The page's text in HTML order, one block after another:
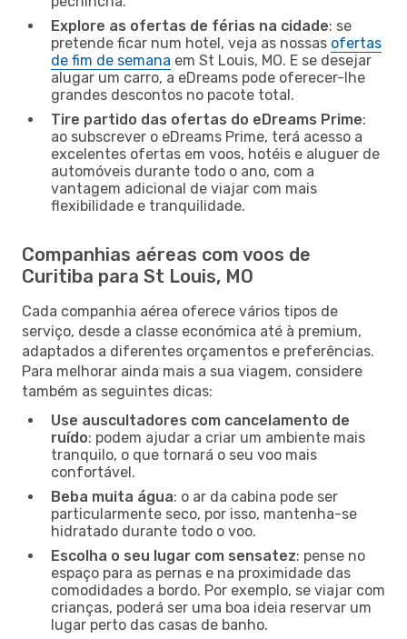
Explore as ofertas de férias na cidade: se
pretende ficar num hotel, veja as nossas ofertas
de fim de semana em St Louis, MO. E se desejar
alugar um carro, a eDreams pode oferecer-lhe
grandes descontos no pacote total.
Tire partido das ofertas do eDreams Prime:
ao subscrever o eDreams Prime, terá acesso a
excelentes ofertas em voos, hotéis e aluguer de
automóveis durante todo o ano, com a
vantagem adicional de viajar com mais
flexibilidade e tranquilidade.
Companhias aéreas com voos de
Curitiba para St Louis, MO
Cada companhia aérea oferece vários tipos de
serviço, desde a classe económica até à premium,
adaptados a diferentes orçamentos e preferências.
Para melhorar ainda mais a sua viagem, considere
também as seguintes dicas:
Use auscultadores com cancelamento de
ruído: podem ajudar a criar um ambiente mais
tranquilo, o que tornará o seu voo mais
confortável.
Beba muita água: o ar da cabina pode ser
particularmente seco, por isso, mantenha-se
hidratado durante todo o voo.
Escolha o seu lugar com sensatez: pense no
espaço para as pernas e na proximidade das
comodidades a bordo. Por exemplo, se viajar com
crianças, poderá ser uma boa ideia reservar um
lugar perto das casas de banho.